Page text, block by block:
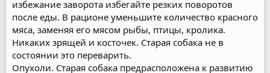
избежание заворота избегайте резких поворотов
после еды. В рационе уменьшите количество красного
мяса, заменяя его мясом рыбы, птицы, кролика.
Никаких зрящей и косточек. Старая собака не в
состоянии это переварить.
Опухоли. Старая собака предрасположена к развитию